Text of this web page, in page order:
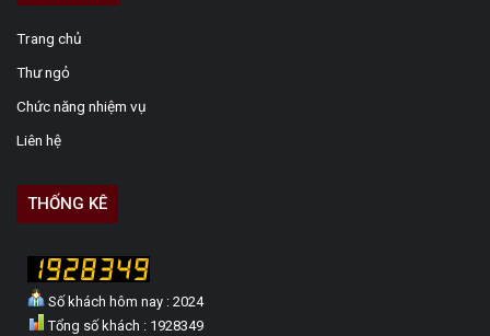
Trang chủ
Thư ngỏ
Chức năng nhiệm vụ
Liên hệ
THỐNG KÊ
Số khách hôm nay : 2024
Tổng số khách : 1928349